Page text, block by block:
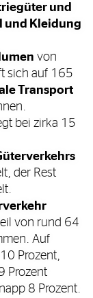
und
und Kleidung
von
sich auf 165
Transport
bei zirka 15
der Rest
von rund 64
Auf
Prozent,
Prozent
8 Prozent.